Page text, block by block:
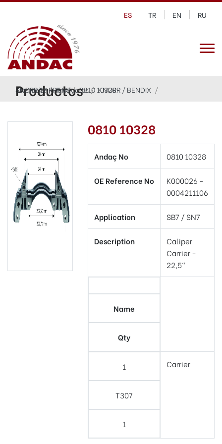
ES TR EN RU
Productos
Startseite Productos KNORR / BENDIX
KNORR CARRIERS 0810 10328
0810 10328
Andaç No 0810 10328
OE Reference No
K000026 -
0004211106
Application SB7 / SN7
Description
Caliper
Carrier -
22,5"
Name
Qty
1
T307
1
Carrier